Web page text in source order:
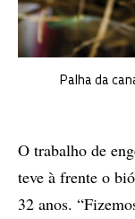
Palha da
O trabalho de
teve à frente o
32 anos.